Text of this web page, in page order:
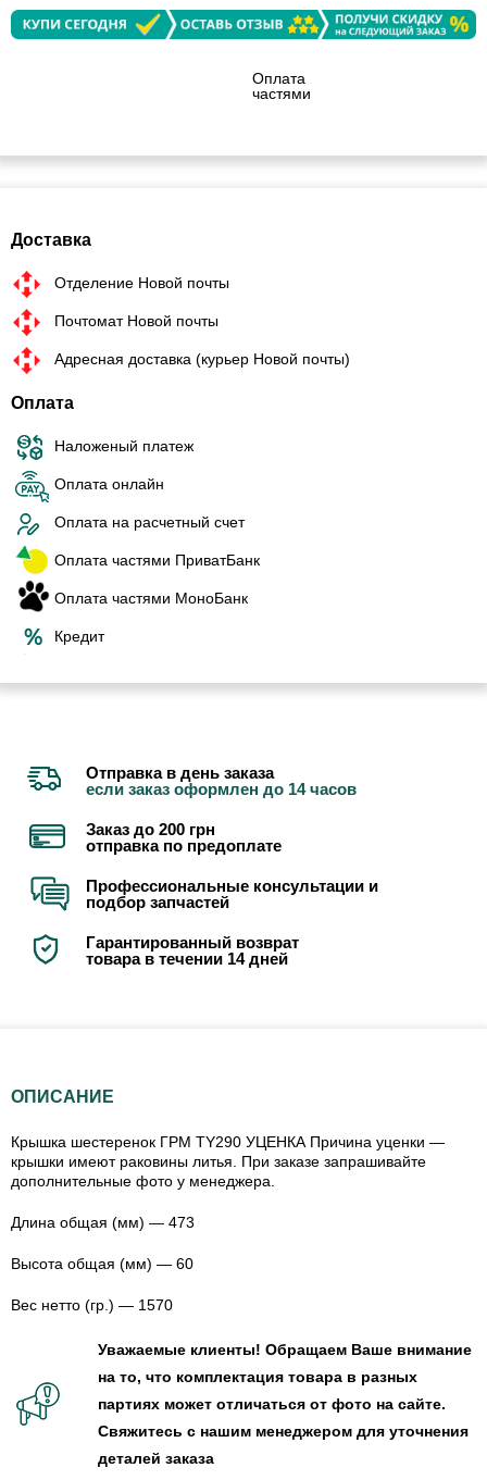
Оплата
частями
Доставка
Отделение Новой почты
Почтомат Новой почты
Адресная доставка (курьер Новой почты)
Оплата
Наложеный платеж
Оплата онлайн
Оплата на расчетный счет
Оплата частями ПриватБанк
Оплата частями МоноБанк
Кредит
Отправка в день заказа
если заказ оформлен до 14 часов
Заказ до 200 грн
отправка по предоплате
Профессиональные консультации и
подбор запчастей
Гарантированный возврат
товара в течении 14 дней
ОПИСАНИЕ
Крышка шестеренок ГРМ TY290 УЦЕНКА Причина уценки —
крышки имеют раковины литья. При заказе запрашивайте
дополнительные фото у менеджера.
Длина общая (мм) — 473
Высота общая (мм) — 60
Вес нетто (гр.) — 1570
Уважаемые клиенты! Обращаем Ваше внимание
на то, что комплектация товара в разных
партиях может отличаться от фото на сайте.
Свяжитесь с нашим менеджером для уточнения
деталей заказа